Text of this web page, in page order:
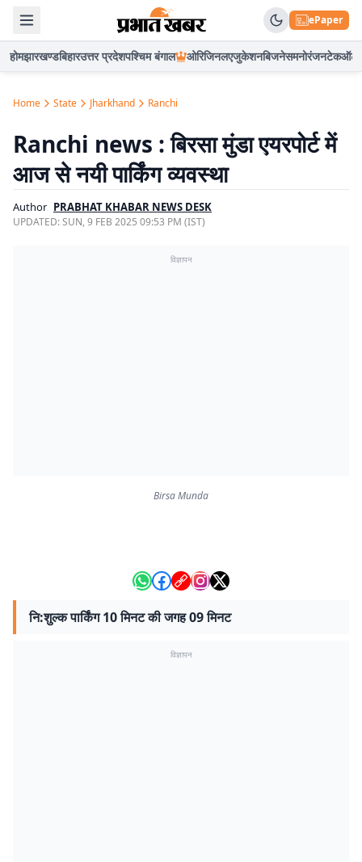
ePaper
होमझारखण्डबिहारउत्तर प्रदेशपश्चिम बंगाल ओरिजिनलएजुकेशनबिजनेसमनोरंजनटेकऑटो
Home State Jharkhand Ranchi
Ranchi news : बिरसा मुंडा एयरपोर्ट में
आज से नयी पार्किंग व्यवस्था
Author PRABHAT KHABAR NEWS DESK
UPDATED:SUN, 9 FEB 2025 09:53 PM (IST)
विज्ञापन
Birsa Munda
नि:शुल्क पार्किंग 10 मिनट की जगह 09 मिनट
विज्ञापन